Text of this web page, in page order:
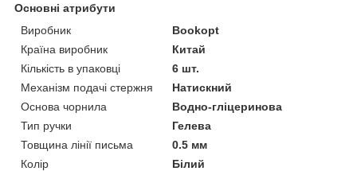
Основні атрибути
Виробник
Bookopt
Країна виробник
Китай
Кількість в упаковці
6 шт.
Механізм подачі стержня
Натискний
Основа чорнила
Водно-гліцеринова
Тип ручки
Гелева
Товщина лінії письма
0.5 мм
Колір
Білий